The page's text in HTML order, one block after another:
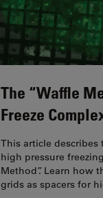
The “Waffle
Freeze
This article describes
high pressure
Method”. Learn how
grids as spacers for